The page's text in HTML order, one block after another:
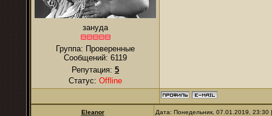
зануда
Группа: Проверенные
Сообщений: 6119
Репутация: 5
Статус: Offline
Eleanor Дата: Понедельник, 07.01.2019,